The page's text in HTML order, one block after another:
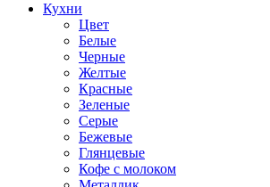
Кухни
Цвет
Белые
Черные
Желтые
Красные
Зеленые
Серые
Бежевые
Глянцевые
Кофе с молоком